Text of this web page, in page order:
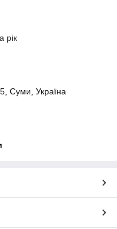
рік
Суми, Україна